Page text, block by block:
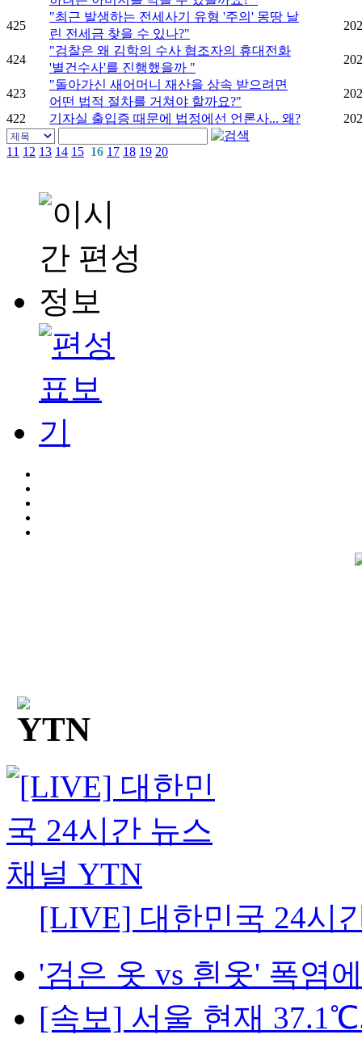
425
"최근 발생하는 전세사기 유형 '주의' 몽땅 날
린 전세금 찾을 수 있나?"
424
"검찰은 왜 김학의 수사 협조자의 휴대전화
'별건수사'를 진행했을까 "
423
"돌아가신 새어머니 재산을 상속 받으려면
어떤 법적 절차를 거쳐야 할까요?"
422
기자실 출입증 때문에 법정에선 언론사... 왜?
11 12 13 14 15 16 17 18 19 20
[LIVE] 대한민국 24시
'검은 옷 vs 흰옷' 폭염
[속보] 서울 현재